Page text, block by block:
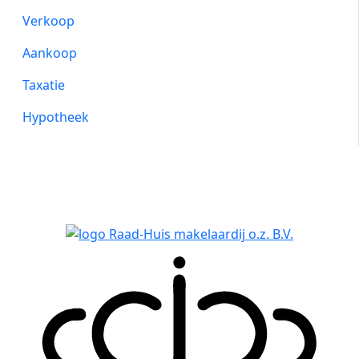
Verkoop
Aankoop
Taxatie
Hypotheek